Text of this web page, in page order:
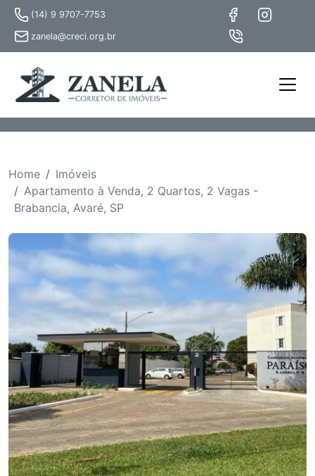
(14) 9 9707-7753
zanela@creci.org.br
Home
Imóveis
Apartamento à Venda, 2 Quartos, 2 Vagas -
Brabancia, Avaré, SP